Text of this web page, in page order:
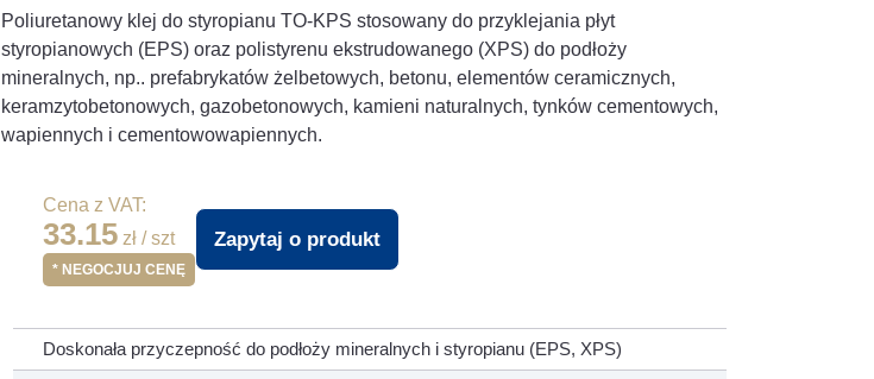
Poliuretanowy klej do styropianu TO-KPS stosowany do przyklejania płyt
styropianowych (EPS) oraz polistyrenu ekstrudowanego (XPS) do podłoży
mineralnych, np.. prefabrykatów żelbetowych, betonu, elementów ceramicznych,
keramzytobetonowych, gazobetonowych, kamieni naturalnych, tynków cementowych,
wapiennych i cementowowapiennych.
Cena z VAT:
33.15 zł / szt
* NEGOCJUJ CENĘ
Zapytaj o produkt
Doskonała przyczepność do podłoży mineralnych i styropianu (EPS, XPS)